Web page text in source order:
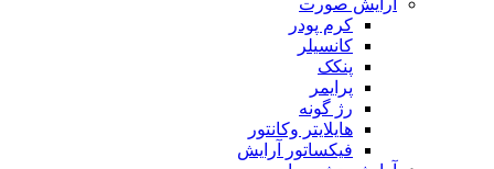
آرایش صورت
کرم پودر
کانسیلر
پنکک
پرایمر
رژ گونه
هایلایتر وکانتور
فیکساتور آرایش